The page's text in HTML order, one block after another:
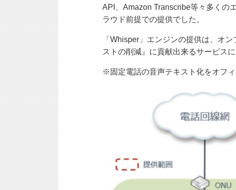
API、Amazon Transcribe等々多くの
ラウド前提での提供でした。
「Whisper」エンジンの提供は、オ
ストの削減』に貢献出来るサービスに
※固定電話の音声テキスト化をオフ